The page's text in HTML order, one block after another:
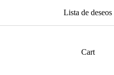
Lista de deseos
Cart